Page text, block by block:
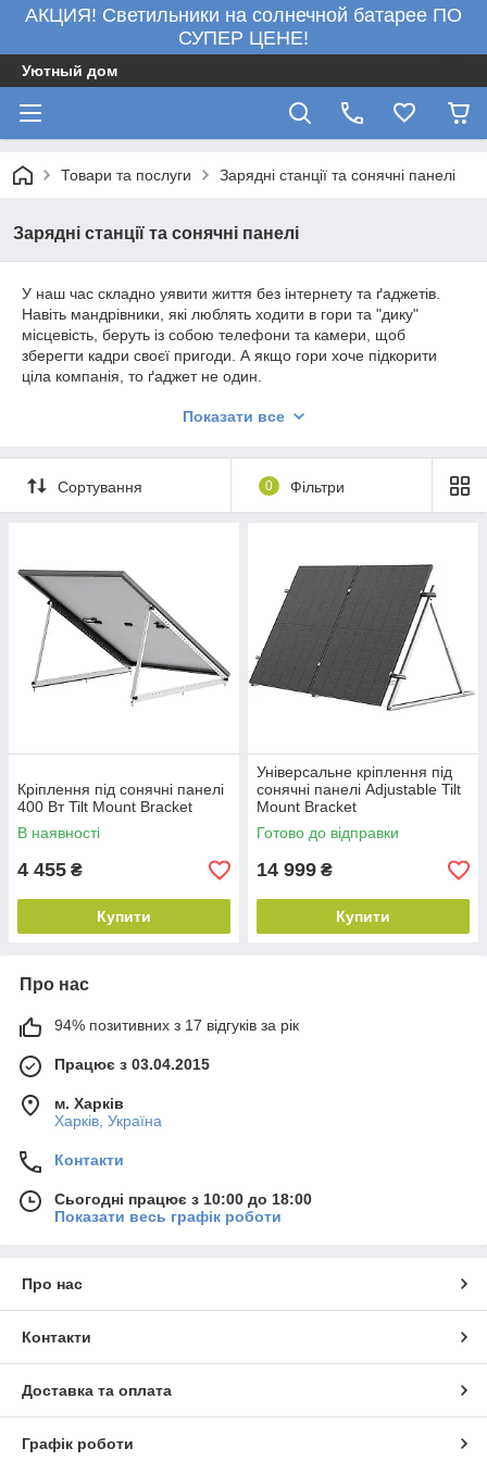
АКЦИЯ! Светильники на солнечной батарее ПО
СУПЕР ЦЕНЕ!
Уютный дом
Товари та послуги Зарядні станції та сонячні панелі
Зарядні станції та сонячні панелі
У наш час складно уявити життя без інтернету та ґаджетів.
Навіть мандрівники, які люблять ходити в гори та "дику"
місцевість, беруть із собою телефони та камери, щоб
зберегти кадри своєї пригоди. А якщо гори хоче підкорити
ціла компанія, то ґаджет не один.
Тут знадобиться портативна зарядна станція.
Портативна зарядна станція — це як великий потужний
павербанк. Завдяки цій станції можна відразу заряджати
кілька пристроїв і робити це швидко.
потужності зарядної станції.
Зараз портативна зарядна станція дуже потрібна нашим
хлопцям у ВСУ, адже під постійними боями, в окопах, лісах,
полях немає можливості знайти розетку з електроживленням.
А потужної портативної зарядної станції вистачить на кілька
днів. Потім її можна зарядити від авто або сонячних панелей.
Компанія Сучасні технології світла пропонує якісні та
зарекомендували себе в "польових" умовах!
Показати все
Сортування 0 Фільтри
Кріплення під сонячні панелі
400 Вт Tilt Mount Bracket
В наявності
4 455 ₴
Купити
Універсальне кріплення під
сонячні панелі Adjustable Tilt
Mount Bracket
Готово до відправки
14 999 ₴
Купити
Про нас
94% позитивних з 17 відгуків за рік
Працює з 03.04.2015
м. Харків
Харків, Україна
Контакти
Сьогодні працює з 10:00 до 18:00
Показати весь графік роботи
Про нас
Контакти
Доставка та оплата
Графік роботи